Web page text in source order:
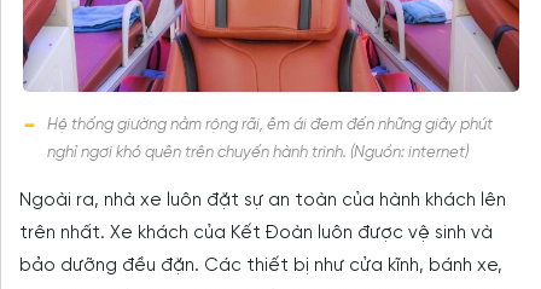
Hệ thống giường nằm rộng rãi, êm ái đem đến những giây phút
nghỉ ngơi khó quên trên chuyến hành trình. (Nguồn: internet)
Ngoài ra, nhà xe luôn đặt sự an toàn của hành khách lên
trên nhất. Xe khách của Kết Đoàn luôn được vệ sinh và
bảo dưỡng đều đặn. Các thiết bị như cửa kĩnh, bánh xe,